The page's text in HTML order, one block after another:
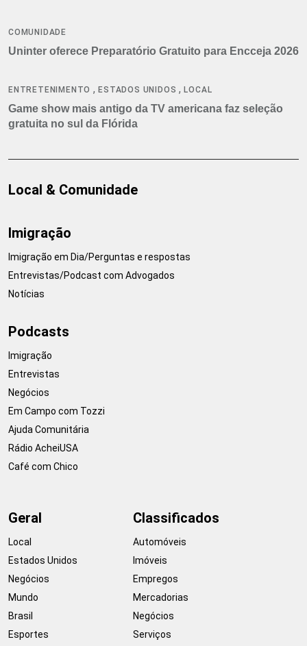
COMUNIDADE
Uninter oferece Preparatório Gratuito para Encceja 2026
ENTRETENIMENTO ,ESTADOS UNIDOS ,LOCAL
Game show mais antigo da TV americana faz seleção
gratuita no sul da Flórida
Local & Comunidade
Imigração
Imigração em Dia/Perguntas e respostas
Entrevistas/Podcast com Advogados
Notícias
Podcasts
Imigração
Entrevistas
Negócios
Em Campo com Tozzi
Ajuda Comunitária
Rádio AcheiUSA
Café com Chico
Geral
Local
Estados Unidos
Negócios
Mundo
Brasil
Esportes
Classificados
Automóveis
Imóveis
Empregos
Mercadorias
Negócios
Serviços